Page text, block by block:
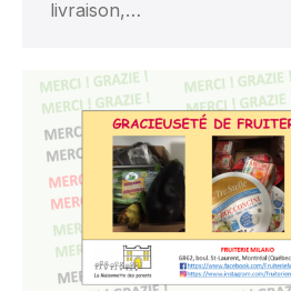
livraison,…